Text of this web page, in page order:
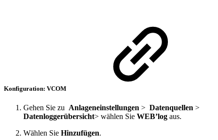
Konfiguration: VCOM
Gehen Sie zu Anlageneinstellungen > Datenquellen >
Datenloggerübersicht> wählen Sie WEB’log aus.
Wählen Sie Hinzufügen.